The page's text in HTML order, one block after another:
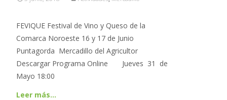
FEVIQUE Festival de Vino y Queso de la
Comarca Noroeste 16 y 17 de Junio
Puntagorda Mercadillo del Agricultor
Descargar Programa Online Jueves 31 de
Mayo 18:00
Leer más…